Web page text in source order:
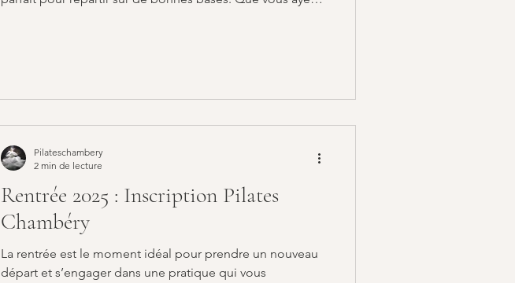
“c
Rentrée 2025 : Inscription Pilates
Chambéry
La rentrée est le moment idéal pour prendre un nouveau
départ et s’engager dans une pratique qui vous
Pilateschambery
2 min de lecture